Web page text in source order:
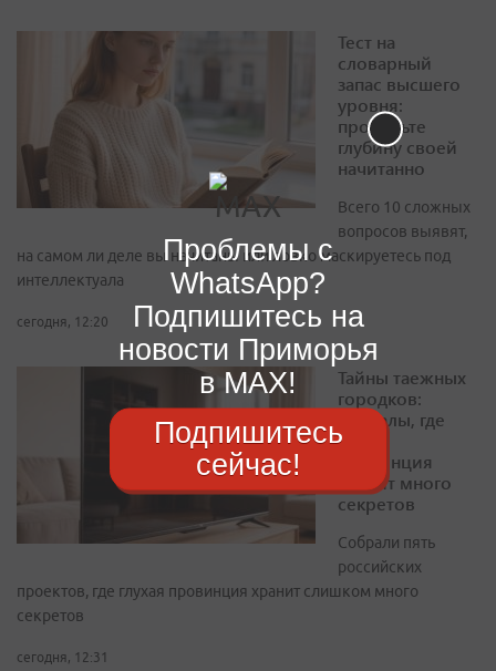
Тест на
словарный
запас высшего
уровня:
проверьте
глубину своей
начитанно
Всего 10 сложных
вопросов выявят,
на самом ли деле вы начитаны или ловко маскируетесь под
интеллектуала
сегодня, 12:20
Тайны таежных
городков:
сериалы, где
глухая
провинция
хранит много
секретов
Собрали пять
российских
проектов, где глухая провинция хранит слишком много
секретов
сегодня, 12:31
Проблемы с
WhatsApp?
Подпишитесь на
новости Приморья
в MAX!
Подпишитесь
сейчас!